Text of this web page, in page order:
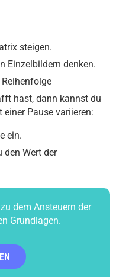
steigen.
Einzelbildern denken.
hast, dann kannst du
Pause variieren:
ein.
den Wert der
dem Ansteuern der
Grundlagen.